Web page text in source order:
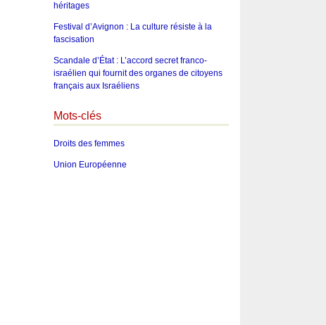
héritages
Festival d’Avignon : La culture résiste à la
fascisation
Scandale d’État : L’accord secret franco-
israélien qui fournit des organes de citoyens
français aux Israéliens
Mots-clés
Droits des femmes
Union Européenne